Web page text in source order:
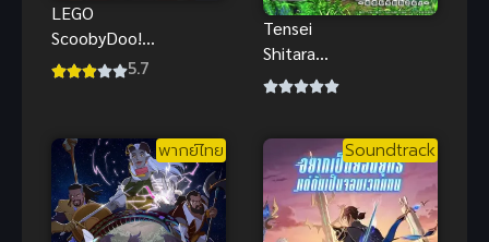
LEGO
ScoobyDoo!
Blowout
สคูบี้ดู พากย์
ไทย
5.7
Tensei
Shitara
Dragon no
เกิดใหม่ก็กลาย
เป็นไข่มังกร
ไปซะแล้ว (ซับ
ไทย)
พากย์ไทย Soundtrack